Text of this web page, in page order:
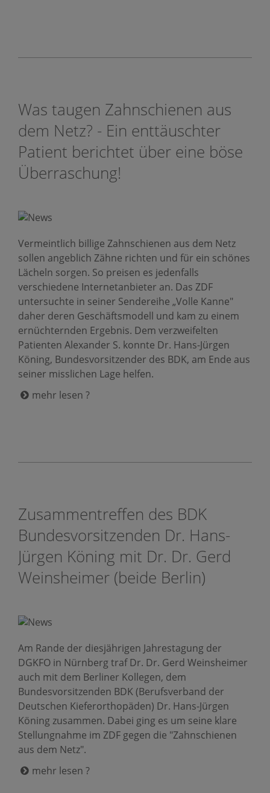
Was taugen Zahnschienen aus
dem Netz? - Ein enttäuschter
Patient berichtet über eine böse
Überraschung!
Vermeintlich billige Zahnschienen aus dem Netz
sollen angeblich Zähne richten und für ein schönes
Lächeln sorgen. So preisen es jedenfalls
verschiedene Internetanbieter an. Das ZDF
untersuchte in seiner Sendereihe „Volle Kanne"
daher deren Geschäftsmodell und kam zu einem
ernüchternden Ergebnis. Dem verzweifelten
Patienten Alexander S. konnte Dr. Hans-Jürgen
Köning, Bundesvorsitzender des BDK, am Ende aus
seiner misslichen Lage helfen.
mehr lesen ?
Zusammentreffen des BDK
Bundesvorsitzenden Dr. Hans-
Jürgen Köning mit Dr. Dr. Gerd
Weinsheimer (beide Berlin)
Am Rande der diesjährigen Jahrestagung der
DGKFO in Nürnberg traf Dr. Dr. Gerd Weinsheimer
auch mit dem Berliner Kollegen, dem
Bundesvorsitzenden BDK (Berufsverband der
Deutschen Kieferorthopäden) Dr. Hans-Jürgen
Köning zusammen. Dabei ging es um seine klare
Stellungnahme im ZDF gegen die "Zahnschienen
aus dem Netz".
mehr lesen ?